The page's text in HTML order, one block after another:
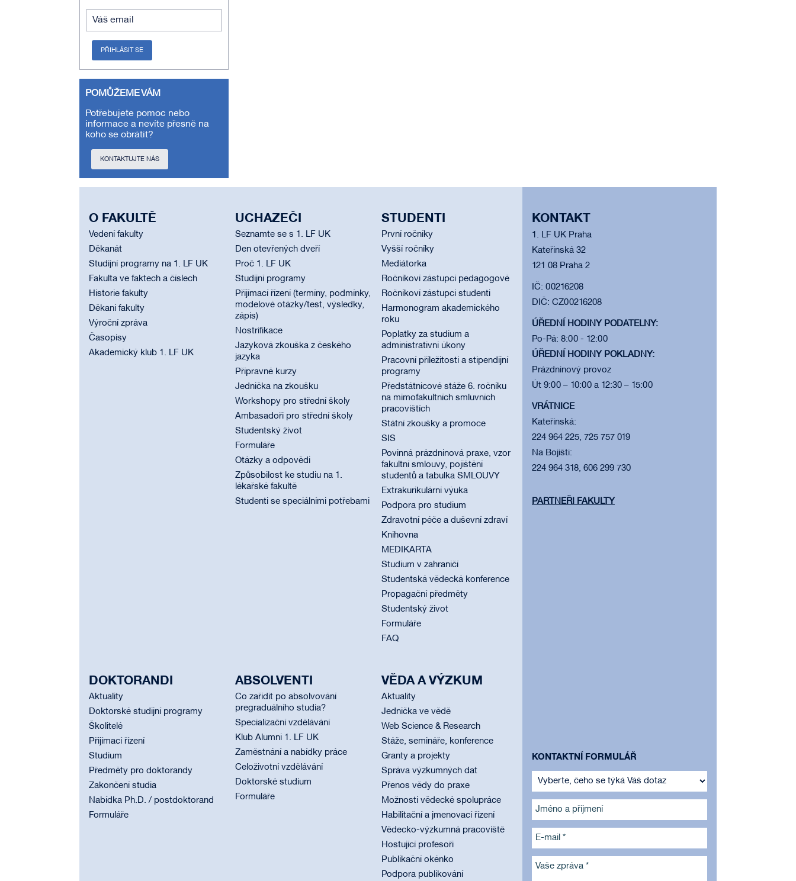
Váš email
PŘIHLÁSIT SE
POMŮŽEME VÁM
Potřebujete pomoc nebo
informace a nevíte přesně na
koho se obrátit?
KONTAKTUJTE NÁS
O FAKULTĚ
Vedení fakulty
Děkanát
Studijní programy na 1. LF UK
Fakulta ve faktech a číslech
Historie fakulty
Děkani fakulty
Výroční zpráva
Časopisy
Akademický klub 1. LF UK
UCHAZEČI
Seznamte se s 1. LF UK
Den otevřených dveří
Proč 1. LF UK
Studijní programy
Přijímací řízení (termíny, podmínky,
modelové otázky/test, výsledky,
zápis)
Nostrifikace
Jazyková zkouška z českého
jazyka
Přípravné kurzy
Jednička na zkoušku
Workshopy pro střední školy
Ambasadoři pro střední školy
Studentský život
Formuláře
Otázky a odpovědi
Způsobilost ke studiu na 1.
lékařské fakultě
Studenti se speciálními potřebami
STUDENTI
První ročníky
Vyšší ročníky
Mediátorka
Ročníkoví zástupci pedagogové
Ročníkoví zástupci studenti
Harmonogram akademického
roku
Poplatky za studium a
administrativní úkony
Pracovní příležitosti a stipendijní
programy
Předstátnicové stáže 6. ročníku
na mimofakultních smluvních
pracovištích
Státní zkoušky a promoce
SIS
Povinná prázdninová praxe, vzor
fakultní smlouvy, pojištění
studentů a tabulka SMLOUVY
Extrakurikulární výuka
Podpora pro studium
Zdravotní péče a duševní zdraví
Knihovna
MEDIKARTA
Studium v zahraničí
Studentská vědecká konference
Propagační předměty
Studentský život
Formuláře
FAQ
DOKTORANDI
Aktuality
Doktorské studijní programy
Školitelé
Přijímací řízení
Studium
Předměty pro doktorandy
Zakončení studia
Nabídka Ph.D. / postdoktorand
Formuláře
ABSOLVENTI
Co zařídit po absolvování
pregraduálního studia?
Specializační vzdělávání
Klub Alumni 1. LF UK
Zaměstnání a nabídky práce
Celoživotní vzdělávání
Doktorské studium
Formuláře
VĚDA A VÝZKUM
Aktuality
Jednička ve vědě
Web Science & Research
Stáže, semináře, konference
Granty a projekty
Správa výzkumných dat
Přenos vědy do praxe
Možnosti vědecké spolupráce
Habilitační a jmenovací řízení
Vědecko-výzkumná pracoviště
Hostující profesoři
Publikační okénko
Podpora publikování
KONTAKT
1. LF UK Praha
Kateřinská 32
121 08 Praha 2
IČ: 00216208
DIČ: CZ00216208
ÚŘEDNÍ HODINY PODATELNY:
Po-Pá: 8:00 - 12:00
ÚŘEDNÍ HODINY POKLADNY:
Prázdninový provoz
Út 9:00 – 10:00 a 12:30 – 15:00
VRÁTNICE
Kateřinská:
224 964 225, 725 757 019
Na Bojišti:
224 964 318, 606 299 730
PARTNEŘI FAKULTY
KONTAKTNÍ FORMULÁŘ
Jméno a příjmení
E-mail *
Vaše zpráva *